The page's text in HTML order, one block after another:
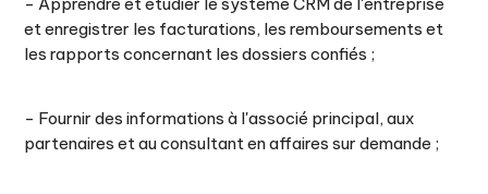
et enregistrer les facturations, les remboursements et
les rapports concernant les dossiers confiés ;
- Fournir des informations à l'associé principal, aux
partenaires et au consultant en affaires sur demande ;